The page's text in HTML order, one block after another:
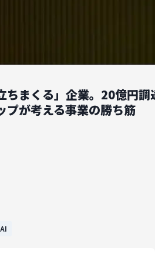
ちまくる」企業。20億円調
プが考える事業の勝ち筋